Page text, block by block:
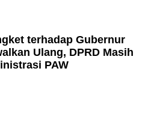
terhadap Gubernur
Ulang, DPRD Masih
PAW